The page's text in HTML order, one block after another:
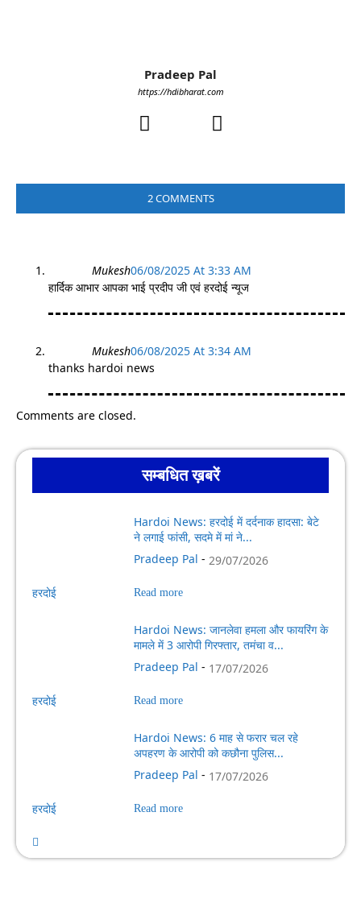
Pradeep Pal
https://hdibharat.com
2 COMMENTS
Mukesh06/08/2025 At 3:33 AM
हार्दिक आभार आपका भाई प्रदीप जी एवं हरदोई न्यूज
Mukesh06/08/2025 At 3:34 AM
thanks hardoi news
Comments are closed.
सम्बधित ख़बरें
हरदोई
Hardoi News: हरदोई में दर्दनाक हादसा: बेटे
ने लगाई फांसी, सदमे में मां ने...
Pradeep Pal - 29/07/2026
Read more
हरदोई
Hardoi News: जानलेवा हमला और फायरिंग के
मामले में 3 आरोपी गिरफ्तार, तमंचा व...
Pradeep Pal - 17/07/2026
Read more
हरदोई
Hardoi News: 6 माह से फरार चल रहे
अपहरण के आरोपी को कछौना पुलिस...
Pradeep Pal - 17/07/2026
Read more